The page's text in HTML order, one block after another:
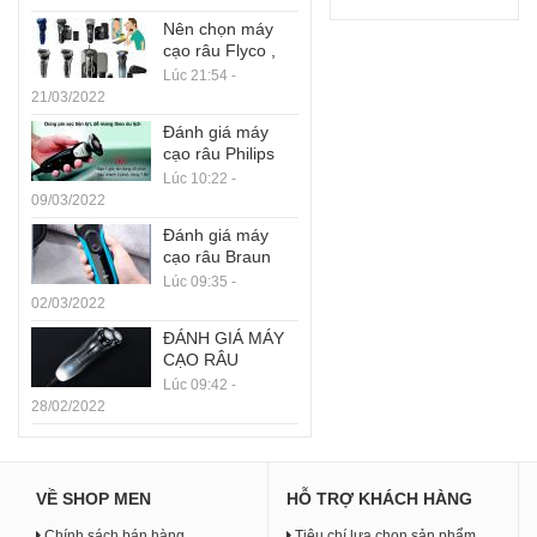
Nên chọn máy
cạo râu Flyco ,
Philips, Xiaomi,
Lúc 21:54 -
21/03/2022
Đánh giá máy
cạo râu Philips
S5083
Lúc 10:22 -
09/03/2022
Đánh giá máy
cạo râu Braun
3040S
Lúc 09:35 -
02/03/2022
ĐÁNH GIÁ MÁY
CẠO RÂU
XIAOMI Enchen
Lúc 09:42 -
28/02/2022
VỀ SHOP MEN HỖ TRỢ KHÁCH HÀNG